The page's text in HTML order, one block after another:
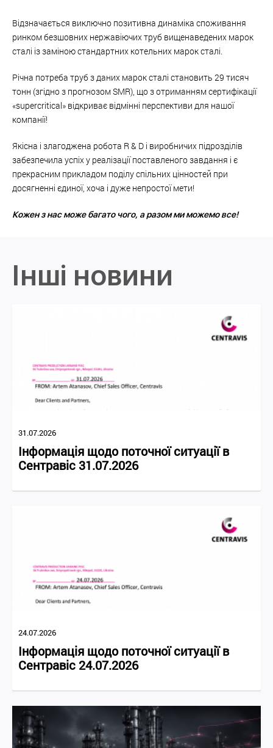
Відзначається виключно позитивна динаміка споживання
ринком безшовних нержавіючих труб вищенаведених марок
сталі із заміною стандартних котельних марок сталі.
Річна потреба труб з даних марок сталі становить 29 тисяч
тонн (згідно з прогнозом SMR), що з отриманням сертифікації
«supercritical» відкриває відмінні перспективи для нашої
компанії!
Якісна і злагоджена робота R & D і виробничих підрозділів
забезпечила успіх у реалізації поставленого завдання і є
прекрасним прикладом поділу спільних цінностей при
досягненні єдиної, хоча і дуже непростої мети!
Кожен з нас може багато чого, а разом ми можемо все!
Інші новини
31.07.2026
Інформація щодо поточної ситуації в
Сентравіс 31.07.2026
24.07.2026
Інформація щодо поточної ситуації в
Сентравіс 24.07.2026